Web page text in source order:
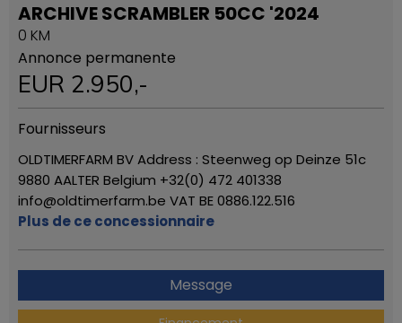
ARCHIVE SCRAMBLER 50CC '2024
0 KM
Annonce permanente
EUR 2.950,-
Fournisseurs
OLDTIMERFARM BV Address : Steenweg op Deinze 51c
9880 AALTER Belgium +32(0) 472 401338
info@oldtimerfarm.be VAT BE 0886.122.516
Plus de ce concessionnaire
Message